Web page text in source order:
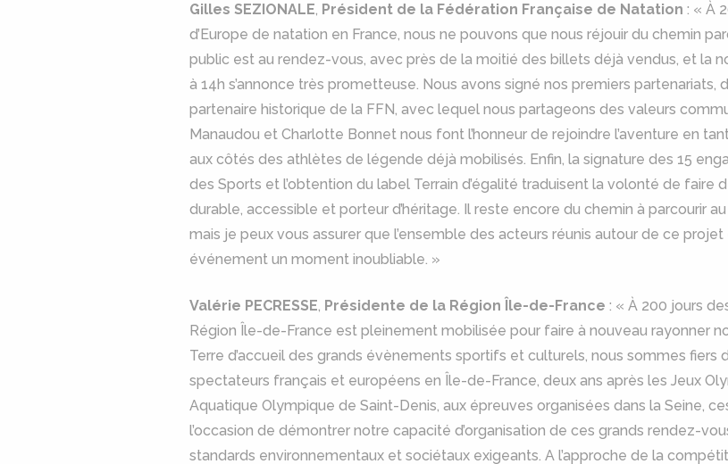
Gilles SEZIONALE, Président de la Fédération Française de Natation : « À
d’Europe de natation en France, nous ne pouvons que nous réjouir du chemin
public est au rendez-vous, avec près de la moitié des billets déjà vendus, et la
à 14h s’annonce très prometteuse. Nous avons signé nos premiers partenariats,
partenaire historique de la FFN, avec lequel nous partageons des valeurs
Manaudou et Charlotte Bonnet nous font l’honneur de rejoindre l’aventure en
aux côtés des athlètes de légende déjà mobilisés. Enfin, la signature des 15
des Sports et l’obtention du label Terrain d’égalité traduisent la volonté de faire
durable, accessible et porteur d’héritage. Il reste encore du chemin à parcourir
mais je peux vous assurer que l’ensemble des acteurs réunis autour de ce
événement un moment inoubliable. »
Valérie PECRESSE, Présidente de la Région Île-de-France : « À 200 jours
Région Île-de-France est pleinement mobilisée pour faire à nouveau rayonner
Terre d’accueil des grands évènements sportifs et culturels, nous sommes
spectateurs français et européens en Île-de-France, deux ans après les Jeux
Aquatique Olympique de Saint-Denis, aux épreuves organisées dans la Seine,
l’occasion de démontrer notre capacité d’organisation de ces grands rendez-
standards environnementaux et sociétaux exigeants. A l’approche de la